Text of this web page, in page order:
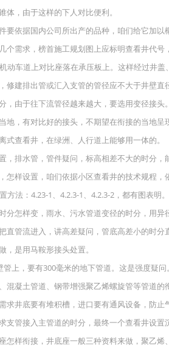
，由于这样的下人对比便利。
要依据国内公司所出产的品种，咱们给它加
个需求，榜首施工规划图上应标明查看井代
动车道上对比座落在承压板上。这样经过井
修建排出管或汇入支管的管径应不大于井壁
，由于往下流管径越来越大，要选用变径接头
地，有对比好的接头，不期望在衔接的当地呈
式查看井，在绿洲、人行道上能够用一体的。
，排水管，管件疑问，标高相差不大的时分
怎样设置，咱们依据小区查看井的技术规程
方法：4.23-1、4.2.3-1、4.2.3-2，都有图表明。
分怎样变，雨水、污水管道变径的时分，用异
直管流进入，讲高差疑问，管底高差小的时
是用马鞍形接头处置。
上，要有300毫米的地下管道。这是强度疑问
混凝土管道、钢带增强聚乙烯螺旋管等管道
求井底要有堆积槽，进口要有通风设备，防
支管接入主管道的时分，最终一个查看井设
怎样衔接，井底座一般三种资料来做，聚乙